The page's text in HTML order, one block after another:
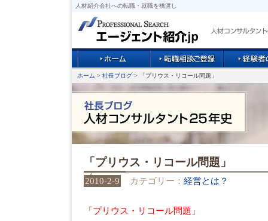
人材紹介会社への転職・就職を橋渡し
ホーム > 社長ブログ > 「プリウス・リコール問題」
「プリウス・リコール問題」
2010-2-9 カテゴリー： 経営とは？
「プリウス・リコール問題」